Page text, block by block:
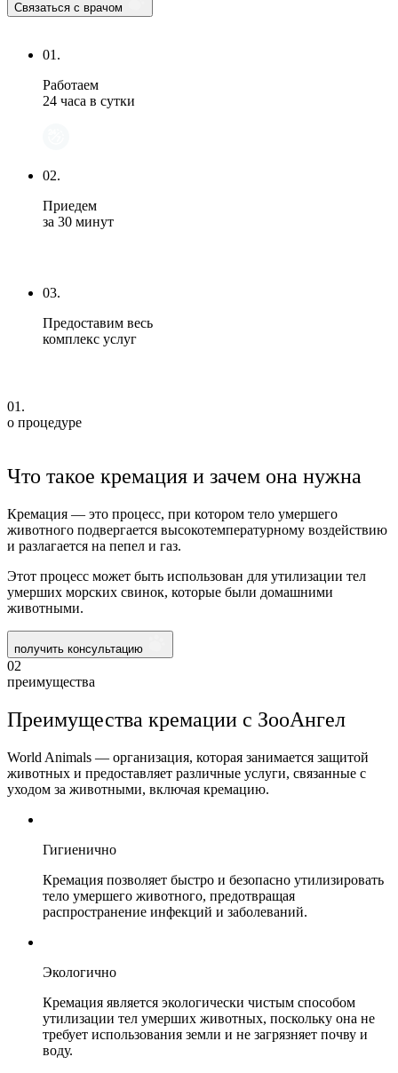
Связаться с врачом
01.
Работаем
24 часа в сутки
02.
Приедем
за 30 минут
03.
Предоставим весь
комплекс услуг
01.
о процедуре
Что такое кремация и зачем она нужна
Кремация — это процесс, при котором тело умершего
животного подвергается высокотемпературному воздействию
и разлагается на пепел и газ.
Этот процесс может быть использован для утилизации тел
умерших морских свинок, которые были домашними
животными.
получить консультацию
02
преимущества
Преимущества кремации с ЗооАнгел
World Animals — организация, которая занимается защитой
животных и предоставляет различные услуги, связанные с
уходом за животными, включая кремацию.
Гигиенично
Кремация позволяет быстро и безопасно утилизировать
тело умершего животного, предотвращая
распространение инфекций и заболеваний.
Экологично
Кремация является экологически чистым способом
утилизации тел умерших животных, поскольку она не
требует использования земли и не загрязняет почву и
воду.